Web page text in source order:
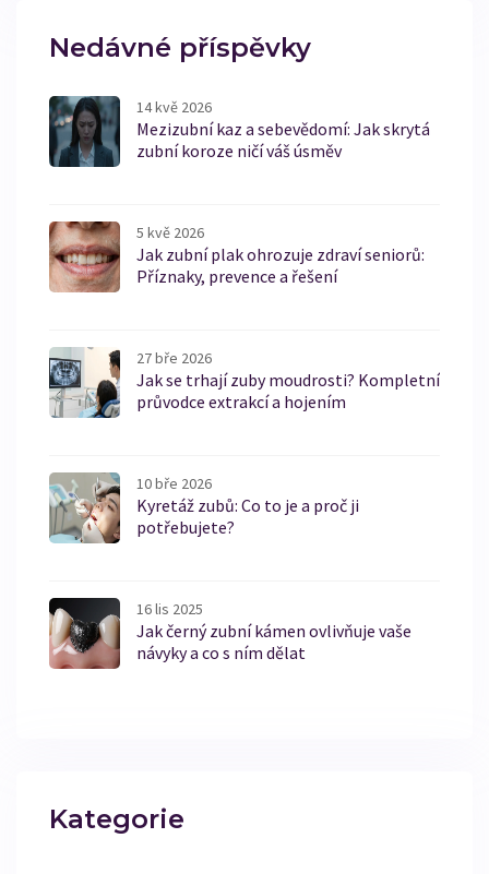
Nedávné příspěvky
14 kvě 2026
Mezizubní kaz a sebevědomí: Jak skrytá
zubní koroze ničí váš úsměv
5 kvě 2026
Jak zubní plak ohrozuje zdraví seniorů:
Příznaky, prevence a řešení
27 bře 2026
Jak se trhají zuby moudrosti? Kompletní
průvodce extrakcí a hojením
10 bře 2026
Kyretáž zubů: Co to je a proč ji
potřebujete?
16 lis 2025
Jak černý zubní kámen ovlivňuje vaše
návyky a co s ním dělat
Kategorie